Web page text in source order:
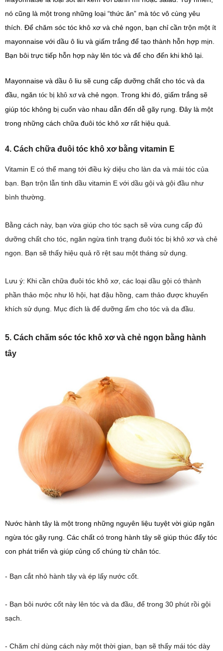
nó cũng là một trong những loại “thức ăn” mà tóc vô cùng yêu
thích. Để chăm sóc tóc khô xơ và chẻ ngọn, bạn chỉ cần trộn một ít
mayonnaise với dầu ô liu và giấm trắng để tạo thành hỗn hợp mịn.
Bạn bôi trực tiếp hỗn hợp này lên tóc và để cho đến khi khô lại.
Mayonnaise và dầu ô liu sẽ cung cấp dưỡng chất cho tóc và da
đầu, ngăn tóc bị khô xơvà chẻ ngọn. Trong khi đó, giấm trắng sẽ
giúp tóc không bị cuốn vào nhau dẫn đến dễ gãy rụng. Đây là một
trong những cách chữa đuôi tóc khô xơ rất hiệu quả.
4. Cách chữa đuôi tóc khô xơ bằng vitamin E
Vitamin E có thể mang tới điều kỳ diệu cho làn da và mái tóc của
bạn. Bạn trộn lẫn tinh dầu vitamin E với dầu gội và gội đầu như
bình thường.
Bằng cách này, bạn vừa giúp cho tóc sạch sẽ vừa cung cấp đủ
dưỡng chất cho tóc, ngăn ngừa tình trạng đuôi tóc bị khô xơ và chẻ
ngọn. Bạn sẽ thấy hiệu quả rõ rệt sau một tháng sử dụng.
Lưu ý: Khi cần chữa đuôi tóc khô xơ, các loại dầu gội có thành
phần thảo mộc như lô hội, hạt đậu hồng, cam thảo được khuyến
khích sử dụng. Mục đích là để dưỡng ẩm cho tóc và da đầu.
5. Cách chăm sóc tóc khô xơ và chẻ ngọn bằng hành
tây
Nước hành tây là một trong những nguyên liệu tuyệt vời giúp ngăn
ngừa tóc gãy rụng. Các chất có trong hành tây sẽ giúp thúc đẩy tóc
con phát triển và giúp củng cố chúng từ chân tóc.
- Bạn cắt nhỏ hành tây và ép lấy nước cốt.
- Bạn bôi nước cốt này lên tóc và da đầu, để trong 30 phút rồi gội
sạch.
- Chăm chỉ dùng cách này một thời gian, bạn sẽ thấy mái tóc dày